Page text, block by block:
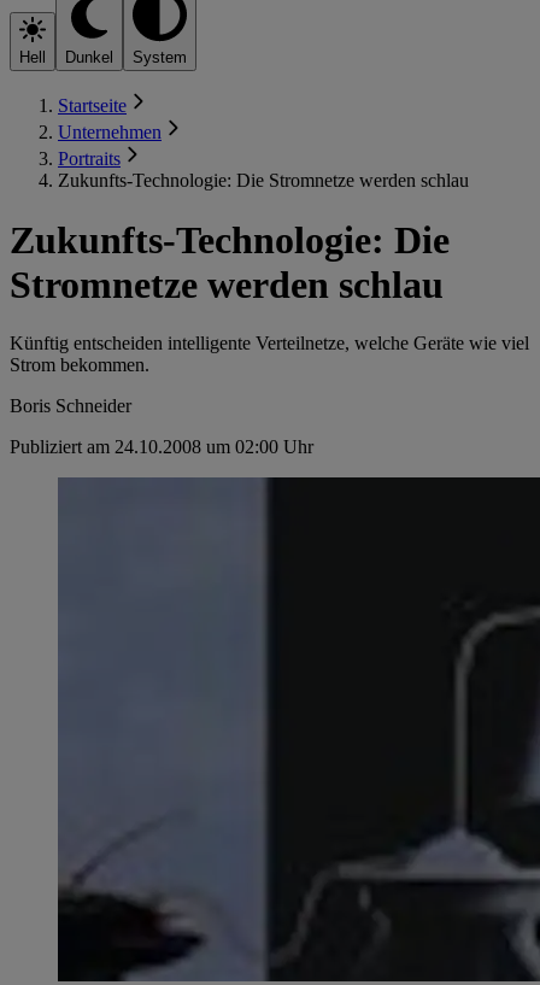
Hell Dunkel System
Startseite
Unternehmen
Portraits
Zukunfts-Technologie: Die Stromnetze werden schlau
Zukunfts-Technologie: Die
Stromnetze werden schlau
Künftig entscheiden intelligente Verteilnetze, ­welche Geräte wie viel
Strom bekommen.
Boris Schneider
Publiziert am 24.10.2008 um 02:00 Uhr